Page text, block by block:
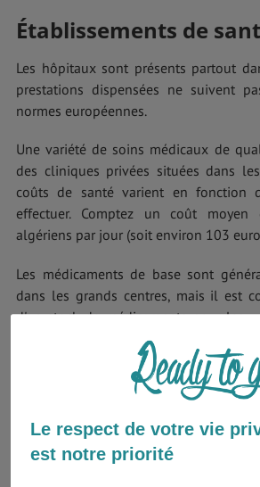
Établissements de
Les hôpitaux sont présents partout
prestations dispensées ne suivent
normes européennes.
Une variété de soins médicaux de
des cliniques privées situées dans
coûts de santé varient en fonction
effectuer. Comptez un coût
algériens par jour (soit environ 103
Les médicaments de base sont
dans les grands centres, mais il est
d'un stock de médicaments pour les
maladies spécifiques également
d'éventuelles pénuries.
Situation sanitaire
Aucun cas d'infection par le virus
dans le pays. En août 2018, le
Le respect de votre vie
est notre priorité